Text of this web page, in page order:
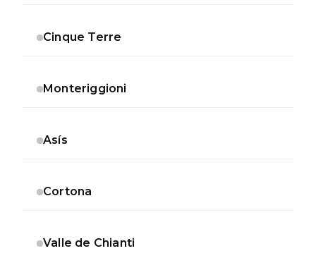
Cinque Terre
Monteriggioni
Asís
Cortona
Valle de Chianti